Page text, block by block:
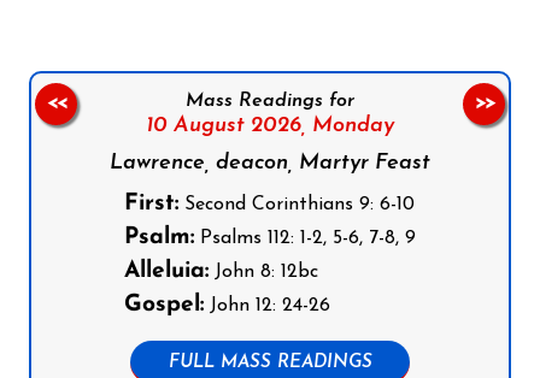
Mass Readings for
10 August 2026, Monday
Lawrence, deacon, Martyr Feast
First: Second Corinthians 9: 6-10
Psalm: Psalms 112: 1-2, 5-6, 7-8, 9
Alleluia: John 8: 12bc
Gospel: John 12: 24-26
FULL MASS READINGS
<< >>